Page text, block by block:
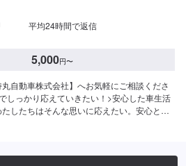
平均24時間で返信
5,000円〜
自動車株式会社】へお気軽にご相談くださ
しっかり応えていきたい！>安心した車生活
したちはそんな思いに応えたい。安心と